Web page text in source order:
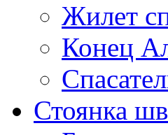
Жилет
Конец
Стоянка